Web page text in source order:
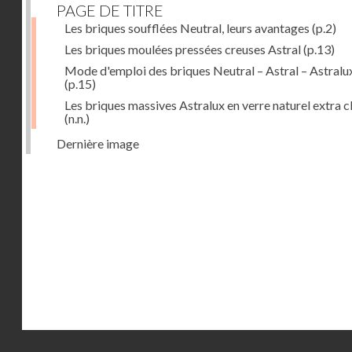
PAGE DE TITRE
Les briques soufflées Neutral, leurs avantages (p.2)
Les briques moulées pressées creuses Astral(p.13)
Mode d'emploi des briques Neutral – Astral –
(p.15)
Les briques massives Astralux en verre naturel extra
(n.n.)
Dernière image